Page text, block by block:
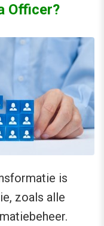
Officer?
is
zoals alle